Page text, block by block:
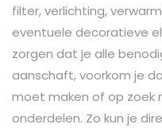
filter, verlichting,
eventuele decoratieve
zorgen dat je alle
aanschaft, voorkom je
moet maken of op zoek
onderdelen. Zo kun je